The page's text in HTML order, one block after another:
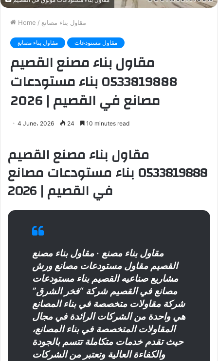
Home / مقاول بناء مصانع
مقاول بناء مصانع مقاول مستودعات
مقاول بناء مصنع القصيم
0533819888 بناء مستودعات
مصانع في القصيم | 2026
4 June، 2026 24 10 minutes read
مقاول بناء مصنع القصيم
0533819888 بناء مستودعات مصانع
في القصيم | 2026
مقاول بناء مصنع · مقاول بناء مصنع
القصيم مقاول مستودعات مصانع ورش
مشاريع صناعيه القصيم بناء مستودعات
مصانع في القصيم شركة “فخر الشرق”
شركة مقاولات متخصصة في بناء المصانع
هي واحدة من الشركات الرائدة في مجال
المقاولات المتخصصة في بناء المصانع،
حيث تقدم خدمات متكاملة تتسم بالجودة
والكفاءة العالية وتعتبر من الشركات